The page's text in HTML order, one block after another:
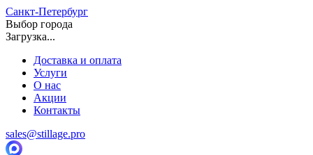
Санкт-Петербург
Выбор города
Загрузка...
Доставка и оплата
Услуги
О нас
Акции
Контакты
sales@stillage.pro